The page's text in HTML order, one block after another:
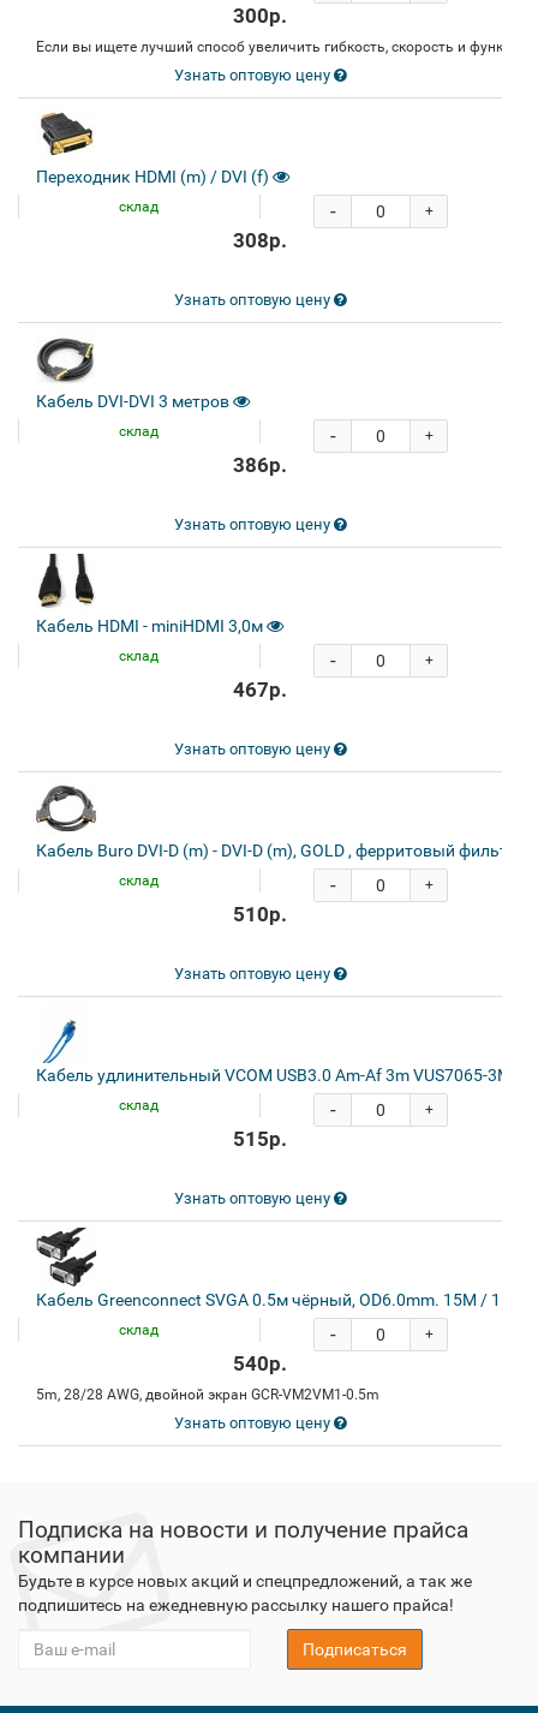
300р.
Если вы ищете лучший способ увеличить гибкость, скорость и
Узнать оптовую цену
Переходник HDMI (m) / DVI (f)
склад +
-
308р.
Узнать оптовую цену
Кабель DVI-DVI 3 метров
склад +
-
386р.
Узнать оптовую цену
Кабель HDMI - miniHDMI 3,0м
склад +
-
467р.
Узнать оптовую цену
Кабель Buro DVI-D (m) - DVI-D (m), GOLD , ферритовый фильтр ,
склад +
-
510р.
Узнать оптовую цену
Кабель удлинительный VCOM USB3.0 Am-Af 3m VUS7065-3M
склад +
-
515р.
Узнать оптовую цену
Кабель Greenconnect SVGA 0.5м чёрный, OD6.0mm. 15M / 15M
склад +
-
540р.
5m, 28/28 AWG, двойной экран GCR-VM2VM1-0.5m
Узнать оптовую цену
Подписка на новости и получение прайса
компании
Будьте в курсе новых акций и спецпредложений, а так же
подпишитесь на ежедневную рассылку нашего прайса!
Подписаться